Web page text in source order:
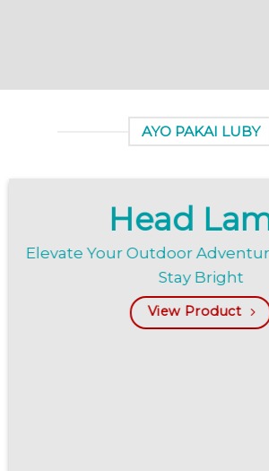
AYO PAKAI LUBY
Head
Elevate Your Outdoor
Stay Bright
View Product